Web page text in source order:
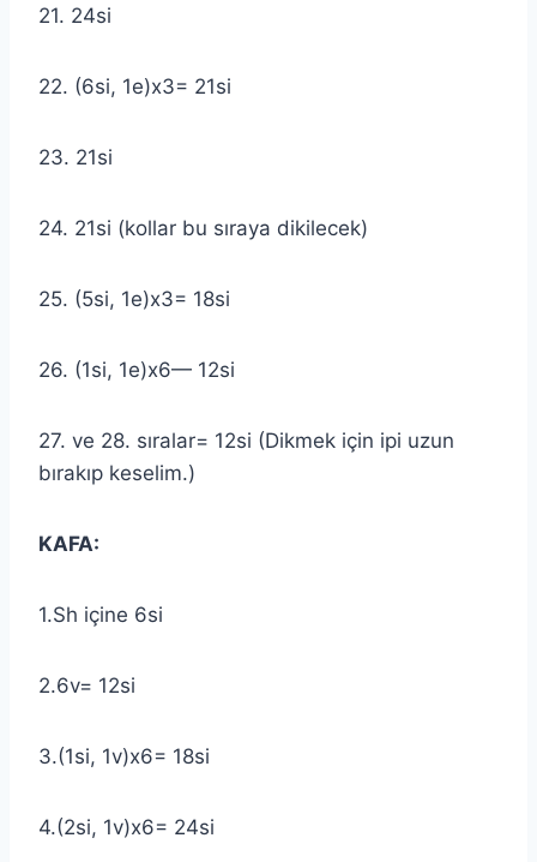
21. 24si
22. (6si, 1e)x3= 21si
23. 21si
24. 21si (kollar bu sıraya dikilecek)
25. (5si, 1e)x3= 18si
26. (1si, 1e)x6— 12si
27. ve 28. sıralar= 12si (Dikmek için ipi uzun
bırakıp keselim.)
KAFA:
1.Sh içine 6si
2.6v= 12si
3.(1si, 1v)x6= 18si
4.(2si, 1v)x6= 24si